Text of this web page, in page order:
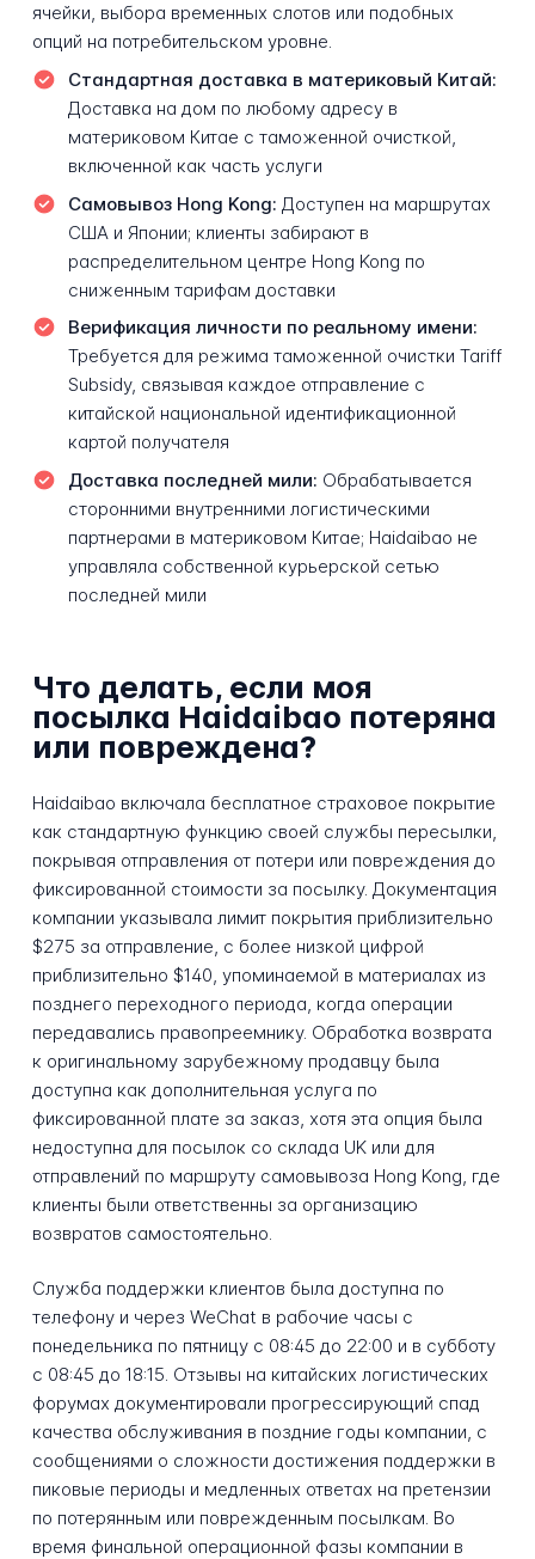
ячейки, выбора временных слотов или подобных
опций на потребительском уровне.
Стандартная доставка в материковый Китай:
Доставка на дом по любому адресу в
материковом Китае с таможенной очисткой,
включенной как часть услуги
Самовывоз Hong Kong: Доступен на маршрутах
США и Японии; клиенты забирают в
распределительном центре Hong Kong по
сниженным тарифам доставки
Верификация личности по реальному имени:
Требуется для режима таможенной очистки Tariff
Subsidy, связывая каждое отправление с
китайской национальной идентификационной
картой получателя
Доставка последней мили: Обрабатывается
сторонними внутренними логистическими
партнерами в материковом Китае; Haidaibao не
управляла собственной курьерской сетью
последней мили
Что делать, если моя
посылка Haidaibao потеряна
или повреждена?
Haidaibao включала бесплатное страховое покрытие
как стандартную функцию своей службы пересылки,
покрывая отправления от потери или повреждения до
фиксированной стоимости за посылку. Документация
компании указывала лимит покрытия приблизительно
$275 за отправление, с более низкой цифрой
приблизительно $140, упоминаемой в материалах из
позднего переходного периода, когда операции
передавались правопреемнику. Обработка возврата
к оригинальному зарубежному продавцу была
доступна как дополнительная услуга по
фиксированной плате за заказ, хотя эта опция была
недоступна для посылок со склада UK или для
отправлений по маршруту самовывоза Hong Kong, где
клиенты были ответственны за организацию
возвратов самостоятельно.
Служба поддержки клиентов была доступна по
телефону и через WeChat в рабочие часы с
понедельника по пятницу с 08:45 до 22:00 и в субботу
с 08:45 до 18:15. Отзывы на китайских логистических
форумах документировали прогрессирующий спад
качества обслуживания в поздние годы компании, с
сообщениями о сложности достижения поддержки в
пиковые периоды и медленных ответах на претензии
по потерянным или поврежденным посылкам. Во
время финальной операционной фазы компании в